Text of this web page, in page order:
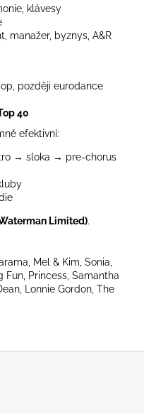
klávesy
manažer, byznys, A&R
později eurodance
40
efektivní:
→ sloka → pre-chorus
Limited).
Mel & Kim, Sonia,
Fun, Princess, Samantha
Lonnie Gordon, The